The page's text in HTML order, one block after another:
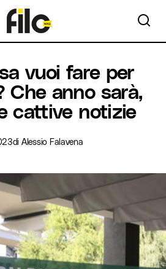
vuoi fare per
Che anno sarà,
cattive notizie
di Alessio Falavena